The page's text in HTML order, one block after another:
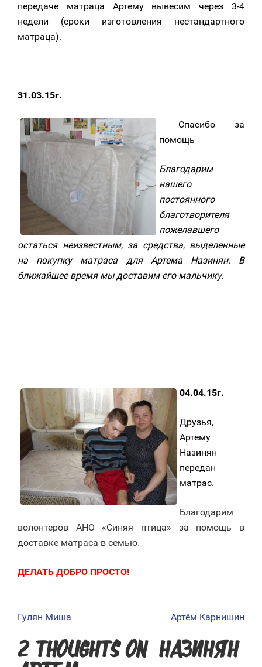
передаче матраца Артему вывесим через 3-4
недели (сроки изготовления нестандартного
матраца).
31.03.15г.
Спасибо за
помощь
Благодарим
нашего
постоянного
благотворителя
пожелавшего
остаться неизвестным, за средства, выделенные
на покупку матраса для Артема Назинян. В
ближайшее время мы доставим его мальчику.
04.04.15г.
Друзья,
Артему
Назинян
передан
матрас.
Благодарим
волонтеров АНО «Синяя птица» за помощь в
доставке матраса в семью.
ДЕЛАТЬ ДОБРО ПРОСТО!
НАВИГАЦИЯ
ПО
Гулян Миша Артём Карнишин
2 THOUGHTS ON “ НАЗИНЯН